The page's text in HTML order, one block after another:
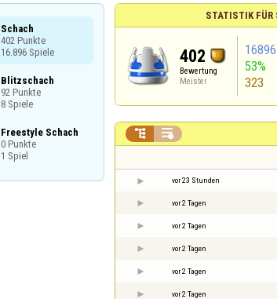
Schach
402 Punkte
16.896 Spiele
Blitzschach
92 Punkte
8 Spiele
Freestyle Schach
0 Punkte
1 Spiel
STATISTIK FÜR
402
Bewertung
Meister
16896
53%
323
 
vor 23 Stunden
vor 2 Tagen
vor 2 Tagen
vor 2 Tagen
vor 2 Tagen
vor 2 Tagen